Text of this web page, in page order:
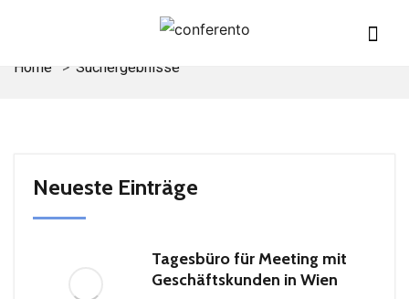
Home Suchergebnisse
Neueste Einträge
Tagesbüro für Meeting mit
Geschäftskunden in Wien